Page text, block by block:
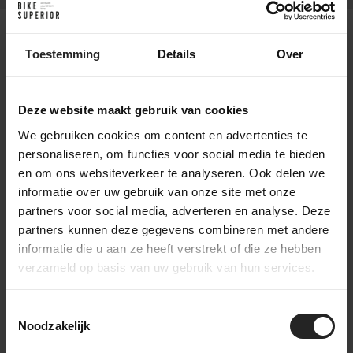
Toestemming Details Over
Deze website maakt gebruik van cookies
We gebruiken cookies om content en advertenties te
personaliseren, om functies voor social media te bieden
en om ons websiteverkeer te analyseren. Ook delen we
informatie over uw gebruik van onze site met onze
partners voor social media, adverteren en analyse. Deze
partners kunnen deze gegevens combineren met andere
informatie die u aan ze heeft verstrekt of die ze hebben
verzameld op basis van uw gebruik van hun services.
Noodzakelijk
kabelgeleiding
opbergoplossing in de onderbuis. Daarmee kun je
benodigdheden meenemen zonder extra tasjes op het
frame. Dat is praktisch voor rijders die hun fiets strak willen
houden, maar onderweg wel voorbereid willen zijn.
Ook de kabelgeleiding is netjes geïntegreerd via ENVE IN-
Route. Remleidingen en kabels worden intern geleid, wat
zorgt voor een opgeruimde uitstraling en past bij het
premium karakter van de fiets. De MOG is daarbij breed
compatibel met gangbare aandrijvingen, waaronder